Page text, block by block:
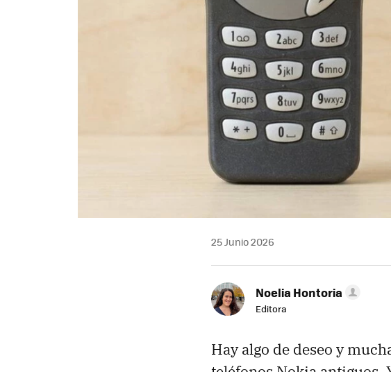
25 Junio 2026
Noelia Hontoria
Editora
Hay algo de deseo y